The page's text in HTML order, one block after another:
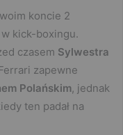
koncie 2
kick-boxingu.
czasem Sylwestra
zapewne
Polańskim, jednak
ten padał na